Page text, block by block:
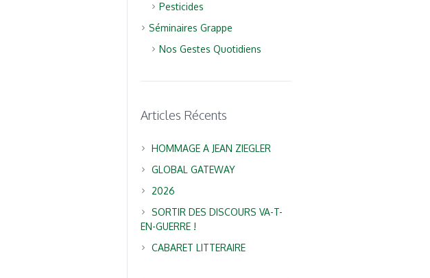
Pesticides
Séminaires Grappe
Nos Gestes Quotidiens
Articles Récents
HOMMAGE A JEAN ZIEGLER
GLOBAL GATEWAY
2026
SORTIR DES DISCOURS VA-T-
EN-GUERRE !
CABARET LITTERAIRE